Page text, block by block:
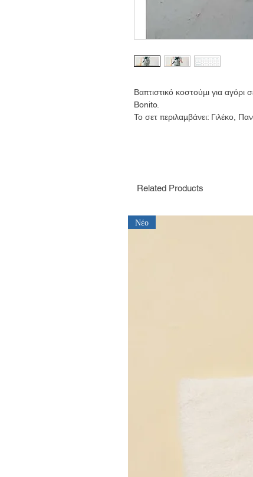
Βαπτιστικό κοστούμι για αγόρι
Bonito.
Το σετ περιλαμβάνει: Γιλέκο,
Related Products
Νέο